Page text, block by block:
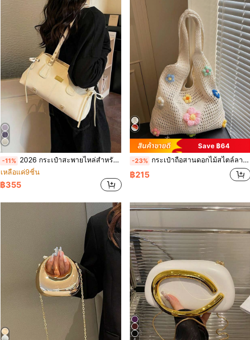
-11% 2026 กระเป๋าสะพายไหล่สำหรับผู้หญิงสีขาวนวล, กระเป๋าสะพายไหล่เอนกประสงค์พร้อมโบว์ตกแต่ง, กระเป๋าใส่ของจุของได้เยอะสำหรับฤดูใบไม้ผลิ/ฤดูร้อน
เหลือแค่9ชิ้น
฿355
Save ฿64
-23% กระเป๋าถือสานดอกไม้สไตล์ลายถัก กระเป๋าถือขนาดใหญ่สำหรับทัศนาจร ชายหาด เหมาะสำหรับผู้หญิง การเดินทางไปทำงาน และไปชายหาด
฿215